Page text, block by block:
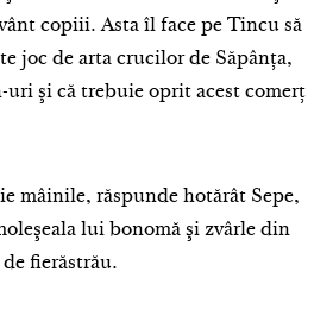
copiii. Asta îl face pe Tincu să
joc de arta crucilor de Săpânţa,
uri şi că trebuie oprit acest comerţ
mâinile, răspunde hotărât Sepe,
lui bonomă şi zvârle din
fierăstrău.